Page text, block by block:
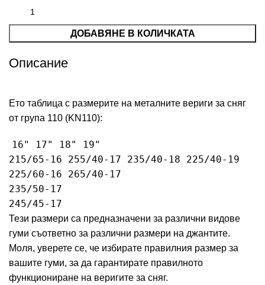
ДОБАВЯНЕ В КОЛИЧКАТА
Описание
Ето таблица с размерите на металните вериги за сняг
от група 110 (KN110):
16" 17" 18" 19"
215/65-16 255/40-17 235/40-18 225/40-19
225/60-16 265/40-17
235/50-17
245/45-17
Тези размери са предназначени за различни видове
гуми съответно за различни размери на джантите.
Моля, уверете се, че избирате правилния размер за
вашите гуми, за да гарантирате правилното
функциониране на веригите за сняг.